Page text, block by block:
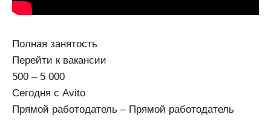
Полная занятость
Перейти к вакансии
500 – 5 000
Сегодня с Avito
Прямой работодатель – Прямой работодатель